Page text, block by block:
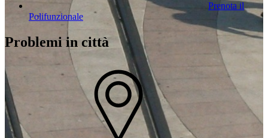
Prenota il
Polifunzionale
Problemi in città